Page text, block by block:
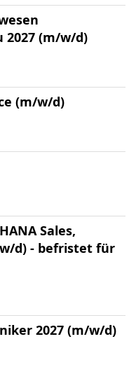
2027 (m/w/d)
(m/w/d)
Sales,
d) - befristet für
2027 (m/w/d)